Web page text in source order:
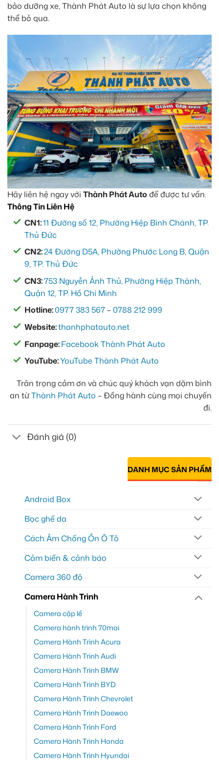
bảo dưỡng xe, Thành Phát Auto là sự lựa chọn không
thể bỏ qua.
Hãy liên hệ ngay với Thành Phát Auto để được tư vấn.
Thông Tin Liên Hệ
CN1:11 Đường số 12, Phường Hiệp Bình Chánh, TP.
Thủ Đức
CN2:24 Đường D5A, Phường Phước Long B, Quận
9, TP. Thủ Đức
CN3:753 Nguyễn Ảnh Thủ, Phường Hiệp Thành,
Quận 12, TP. Hồ Chí Minh
Hotline:0977 383 567 –0788 212 999
Website:thanhphatauto.net
Fanpage:Facebook Thành Phát Auto
YouTube:YouTube Thành Phát Auto
Trân trọng cảm ơn và chúc quý khách vạn dặm bình
an từThành Phát Auto – Đồng hành cùng mọi chuyến
đi.
Đánh giá (0)
DANH MỤC SẢN PHẨM
Android Box
Bọc ghế da
Cách Âm Chống Ồn Ô Tô
Cảm biến & cảnh báo
Camera 360 độ
Camera Hành Trình
Camera cập lề
Camera hành trình 70mai
Camera Hành Trình Acura
Camera Hành Trình Audi
Camera Hành Trình BMW
Camera Hành Trình BYD
Camera Hành Trình Chevrolet
Camera Hành Trình Daewoo
Camera Hành Trình Ford
Camera Hành Trình Honda
Camera Hành Trình Hyundai